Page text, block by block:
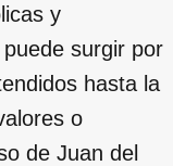
y
surgir por
hasta la
o
de Juan del